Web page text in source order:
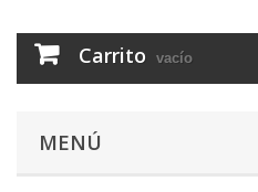
Carrito vacío
MENÚ